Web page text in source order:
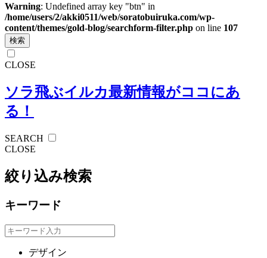
Warning: Undefined array key "btn" in
/home/users/2/akki0511/web/soratobuiruka.com/wp-
content/themes/gold-blog/searchform-filter.php on line 107
検索
CLOSE
ソラ飛ぶイルカ最新情報がココにあ
る！
SEARCH
CLOSE
絞り込み検索
キーワード
デザイン